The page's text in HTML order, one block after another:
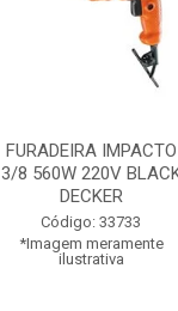
FURADEIRA IMPACTO
3/8 560W 220V
DECKER
Código: 33733
*Imagem meramente
ilustrativa